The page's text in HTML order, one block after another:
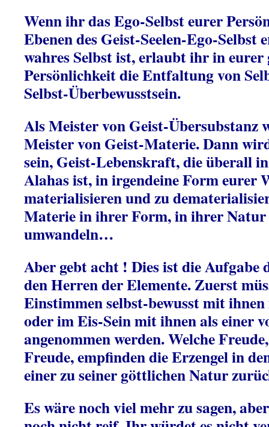
Wenn ihr das Ego-Selbst eurer
Ebenen des Geist-Seelen-Ego-Selbst
wahres Selbst ist, erlaubt ihr in eurer
Persönlichkeit die Entfaltung von
Selbst-Überbewusstsein.
Als Meister von Geist-Übersubstanz
Meister von Geist-Materie. Dann
sein, Geist-Lebenskraft, die überall
Alahas ist, in irgendeine Form eurer
materialisieren und zu
Materie in ihrer Form, in ihrer
umwandeln…
Aber gebt acht ! Dies ist die Aufgabe
den Herren der Elemente. Zuerst
Einstimmen selbst-bewusst mit
oder im Eis-Sein mit ihnen als einer
angenommen werden. Welche
Freude, empfinden die Erzengel in
einer zu seiner göttlichen Natur
Es wäre noch viel mehr zu sagen,